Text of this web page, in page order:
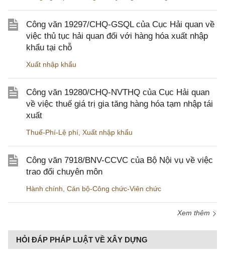
Công văn 19297/CHQ-GSQL của Cục Hải quan về
việc thủ tục hải quan đối với hàng hóa xuất nhập
khẩu tại chỗ
Xuất nhập khẩu
Công văn 19280/CHQ-NVTHQ của Cục Hải quan
về việc thuế giá trị gia tăng hàng hóa tạm nhập tái
xuất
Thuế-Phí-Lệ phí, Xuất nhập khẩu
Công văn 7918/BNV-CCVC của Bộ Nội vụ về việc
trao đổi chuyên môn
Hành chính, Cán bộ-Công chức-Viên chức
Xem thêm
HỎI ĐÁP PHÁP LUẬT VỀ XÂY DỰNG